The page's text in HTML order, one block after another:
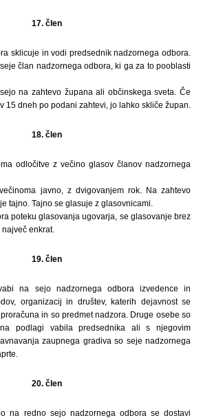
17. člen
sklicuje in vodi predsednik nadzornega odbora.
član nadzornega odbora, ki ga za to pooblasti
na zahtevo župana ali občinskega sveta. Če
15 dneh po podani zahtevi, jo lahko skliče župan.
18. člen
odločitve z večino glasov članov nadzornega
javno, z dvigovanjem rok. Na zahtevo
tajno. Tajno se glasuje z glasovnicami.
poteku glasovanja ugovarja, se glasovanje brez
enkrat.
19. člen
na sejo nadzornega odbora izvedence in
organizacij in društev, katerih dejavnost se
in so predmet nadzora. Druge osebe so
podlagi vabila predsednika ali s njegovim
zaupnega gradiva so seje nadzornega
20. člen
na redno sejo nadzornega odbora se dostavi